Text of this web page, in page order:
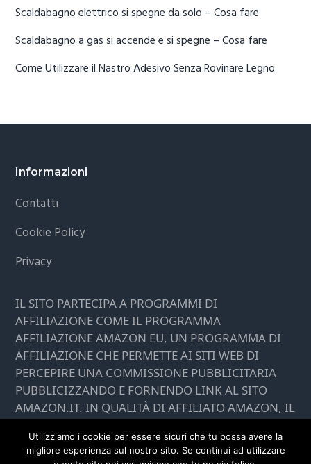
Scaldabagno elettrico si spegne da solo​ – Cosa fare
Scaldabagno a gas si accende e si spegne​ – Cosa fare
Come Utilizzare il Nastro Adesivo Senza Rovinare Legno
Footer
Informazioni
Contatti
Cookie Policy
Privacy
IL SITO PARTECIPA A PROGRAMMI DI
AFFILIAZIONE COME IL PROGRAMMA
AFFILIAZIONE AMAZON EU, UN PROGRAMMA DI
AFFILIAZIONE CHE PERMETTE AI SITI WEB DI
PERCEPIRE UNA COMMISSIONE PUBBLICITARIA
PUBBLICIZZANDO E FORNENDO LINK AL SITO
AMAZON.IT. IN QUALITÀ DI AFFILIATO AMAZON, IL
CIASCUN ACQUISTO IDONEO.
Utilizziamo i cookie per essere sicuri che tu possa avere la
migliore esperienza sul nostro sito. Se continui ad utilizzare